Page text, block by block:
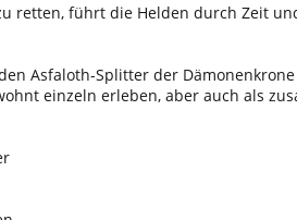
führt die Helden durch Zeit
Asfaloth-Splitter der
einzeln erleben, aber auch als